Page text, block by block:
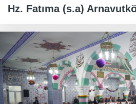
Hz. Fatıma (s.a)